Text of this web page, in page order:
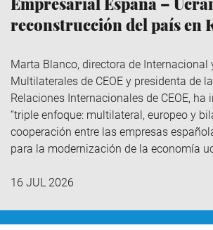
reconstrucción del país en
Marta Blanco, directora de Internacional
Multilaterales de CEOE y presidenta de
Relaciones Internacionales de CEOE, ha
“triple enfoque: multilateral, europeo y
cooperación entre las empresas
para la modernización de la economía
16 JUL 2026